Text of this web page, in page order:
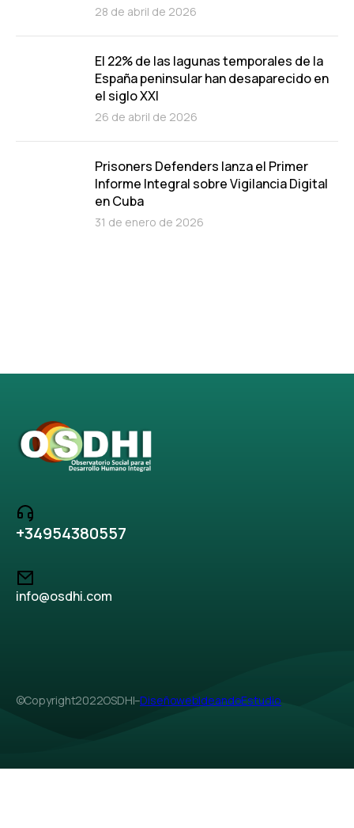
28 de abril de 2026
El 22% de las lagunas temporales de la
España peninsular han desaparecido en
el siglo XXI
26 de abril de 2026
Prisoners Defenders lanza el Primer
Informe Integral sobre Vigilancia Digital
en Cuba
31 de enero de 2026
+34 95 438 05 57
info@osdhi.com
© Copyright 2022 OSDHI –Diseño web Ideando Estudio